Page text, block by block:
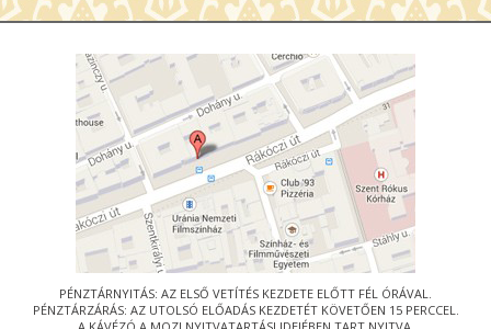
PÉNZTÁRNYITÁS: AZ ELSŐ VETÍTÉS KEZDETE ELŐTT FÉL ÓRÁVAL.
PÉNZTÁRZÁRÁS: AZ UTOLSÓ ELŐADÁS KEZDETÉT KÖVETŐEN 15 PERCCEL.